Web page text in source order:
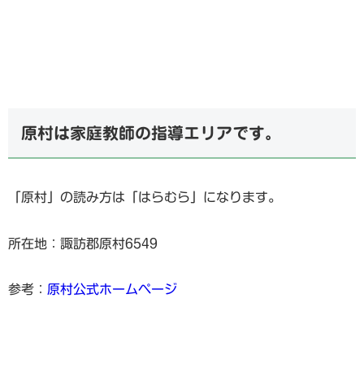
原村は家庭教師の指導エリアです。
「原村」の読み方は「はらむら」になります。
所在地：諏訪郡原村6549
参考： 原村公式ホームページ